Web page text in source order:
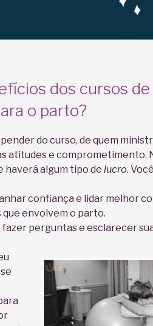
dos cursos de
o parto?
do curso, de quem
atitudes e comprometimento.
algum tipo de lucro.
confiança e lidar melhor
envolvem o parto.
perguntas e esclarecer